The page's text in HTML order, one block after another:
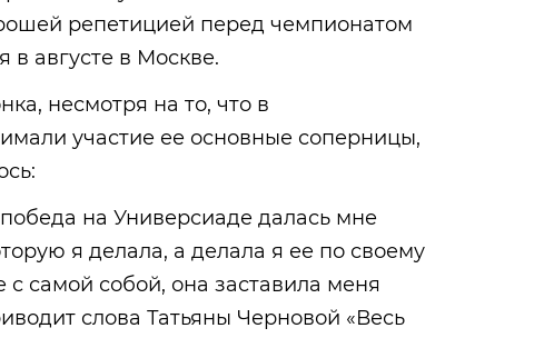
репетицией перед чемпионатом
в августе в Москве.
несмотря на то, что в
участие ее основные соперницы,
победа на Универсиаде далась мне
я делала, а делала я ее по своему
самой собой, она заставила меня
слова Татьяны Черновой «Весь